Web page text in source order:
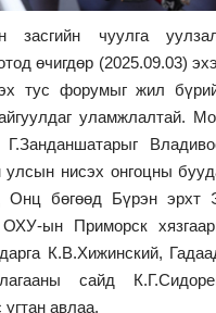
засгийн чуулга
өчигдөр (2025.09.03)
тус форумыг жил
уламжлалтай.
улсын нисэх онгоцны
бөгөөд Бүрэн эрхт
ын Приморск
К.В.Хижинский,
сайд
авлаа.